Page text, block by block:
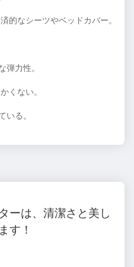
的なシーツやベッドカバー。
弾力性。
くない。
いる。
ーは、清潔さと美し
す！